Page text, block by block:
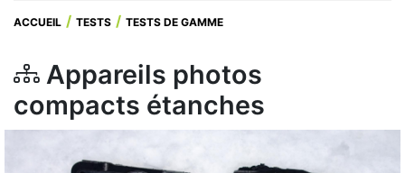
ACCUEIL TESTS TESTS DE GAMME
Appareils photos
compacts étanches